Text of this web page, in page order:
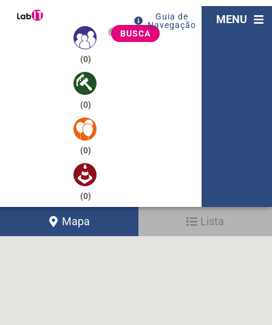
(0)
(0)
(0)
(0)
BUSCA
Guia de
Navegação
MENU
Mapa Lista